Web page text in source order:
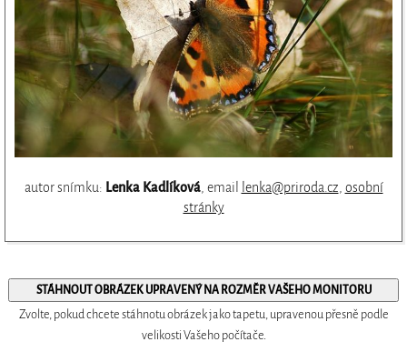
autor snímku: Lenka Kadlíková, email lenka@priroda.cz osobní
stránky
Zvolte, pokud chcete stáhnotu obrázek jako tapetu, upravenou přesně podle
velikosti Vašeho počítače.